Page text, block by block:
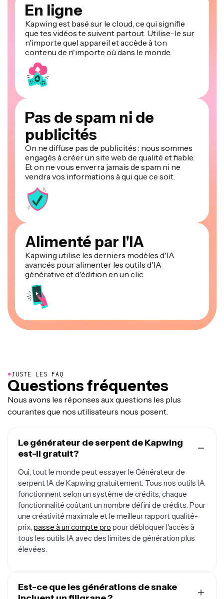
En ligne
Kapwing est basé sur le cloud, ce qui signifie
que tes vidéos te suivent partout. Utilise-le sur
n'importe quel appareil et accède à ton
contenu de n'importe où dans le monde.
Pas de spam ni de
publicités
On ne diffuse pas de publicités : nous sommes
engagés à créer un site web de qualité et fiable.
Et on ne vous enverra jamais de spam ni ne
vendra vos informations à qui que ce soit.
Alimenté par l'IA
Kapwing utilise les derniers modèles d'IA
avancés pour alimenter les outils d'IA
générative et d'édition en un clic.
●JUSTE LES FAQ
Questions fréquentes
Nous avons les réponses aux questions les plus
courantes que nos utilisateurs nous posent.
Le générateur de serpent de Kapwing
est-il gratuit?
Oui, tout le monde peut essayer le Générateur de
serpent IA de Kapwing gratuitement. Tous nos outils IA
fonctionnent selon un système de crédits, chaque
fonctionnalité coûtant un nombre défini de crédits. Pour
une créativité maximale et le meilleur rapport qualité-
prix, passe à un compte pro pour débloquer l'accès à
tous les outils IA avec des limites de génération plus
élevées.
Est-ce que les générations de snake